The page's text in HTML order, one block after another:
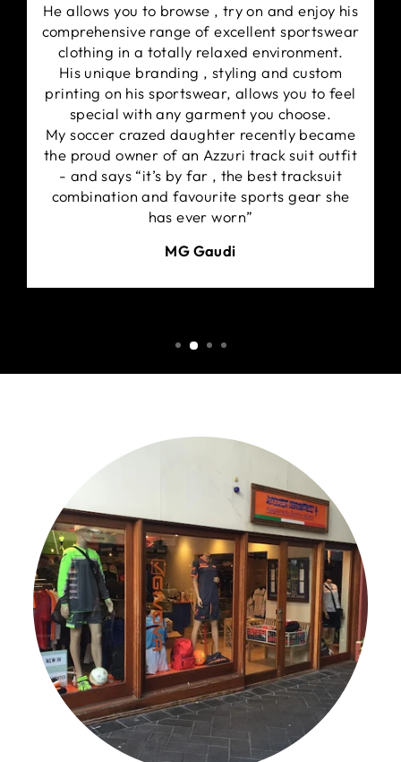
He allows you to browse , try on and enjoy his
comprehensive range of excellent sportswear
clothing in a totally relaxed environment.
His unique branding , styling and custom
printing on his sportswear, allows you to feel
special with any garment you choose.
My soccer crazed daughter recently became
the proud owner of an Azzuri track suit outfit
- and says “it’s by far , the best tracksuit
combination and favourite sports gear she
has ever worn”
MG Gaudi